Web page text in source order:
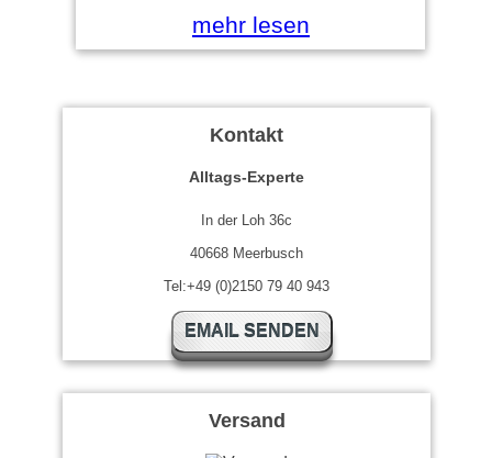
mehr lesen
Kontakt
Alltags-Experte
In der Loh 36c
40668 Meerbusch
Tel:+49 (0)2150 79 40 943
EMAIL SENDEN
Versand